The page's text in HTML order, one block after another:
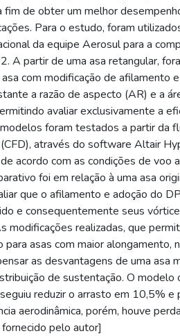
fim de obter um melhor
Para o estudo, foram
da equipe Aerosul para a
A partir de uma asa retangular,
com modificação de afilamento
a razão de aspecto (AR) e a
avaliar exclusivamente a
foram testados a partir da
através do software Altair
acordo com as condições de voo
foi em relação à uma asa
que o afilamento e adoção do
e consequentemente seus
modificações realizadas, que
para asas com maior alongamento,
as desvantagens de uma asa
de sustentação. O modelo
reduzir o arrasto em 10,5% e
aerodinâmica, porém, houve
pelo autor]